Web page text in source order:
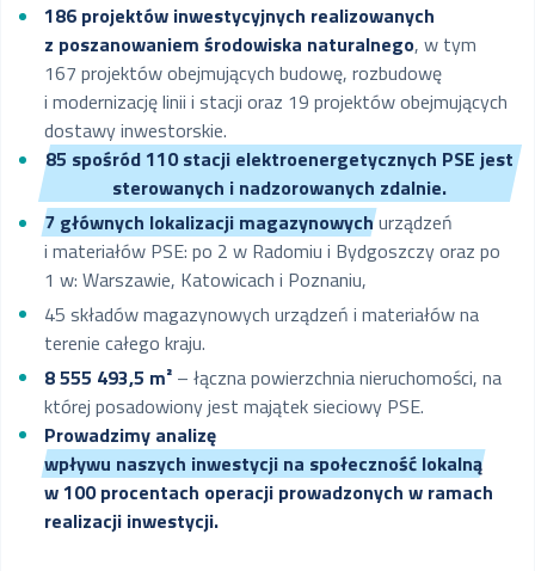
186 projektów inwestycyjnych realizowanych
z poszanowaniem środowiska naturalnego, w tym
167 projektów obejmujących budowę, rozbudowę
i modernizację linii i stacji oraz 19 projektów obejmujących
dostawy inwestorskie.
85 spośród 110 stacji elektroenergetycznych PSE jest
sterowanych i nadzorowanych zdalnie.
7 głównych lokalizacji magazynowychurządzeń
i materiałów PSE: po 2 w Radomiu i Bydgoszczy oraz po
1 w: Warszawie, Katowicach i Poznaniu,
45 składów magazynowych urządzeń i materiałów na
terenie całego kraju.
8 555 493,5 m²– łączna powierzchnia nieruchomości, na
której posadowiony jest majątek sieciowy PSE.
Prowadzimy analizę
wpływu naszych inwestycji na społeczność lokalną
w 100 procentach operacji prowadzonych w ramach
realizacji inwestycji.